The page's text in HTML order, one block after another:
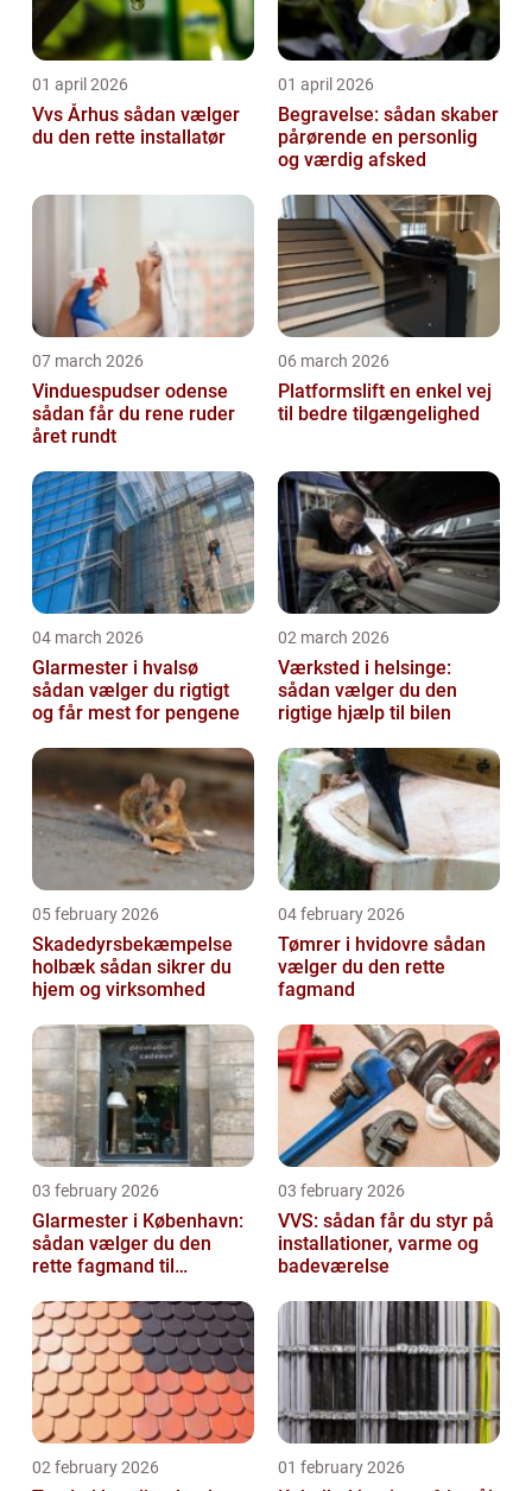
01 april 2026
Vvs Århus sådan vælger
du den rette installatør
01 april 2026
Begravelse: sådan skaber
pårørende en personlig
og værdig afsked
07 march 2026
Vinduespudser odense
sådan får du rene ruder
året rundt
06 march 2026
Platformslift en enkel vej
til bedre tilgængelighed
04 march 2026
Glarmester i hvalsø
sådan vælger du rigtigt
og får mest for pengene
02 march 2026
Værksted i helsinge:
sådan vælger du den
rigtige hjælp til bilen
05 february 2026
Skadedyrsbekæmpelse
holbæk sådan sikrer du
hjem og virksomhed
04 february 2026
Tømrer i hvidovre sådan
vælger du den rette
fagmand
03 february 2026
Glarmester i København:
sådan vælger du den
rette fagmand til
03 february 2026
VVS: sådan får du styr på
installationer, varme og
badeværelse
02 february 2026 01 february 2026